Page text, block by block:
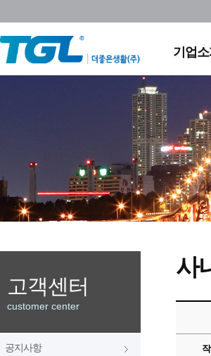
기업소
조직도
채용정보
고객센터
customer center
공지사항
사